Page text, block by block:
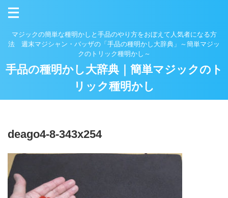
マジックの簡単な種明かしと手品のやり方をおぼえて人気者になる方
法 週末マジシャン・バッザの「手品の種明かし大辞典」～簡単マジッ
クのトリック種明かし～
手品の種明かし大辞典｜簡単マジックのト
リック種明かし
deago4-8-343x254